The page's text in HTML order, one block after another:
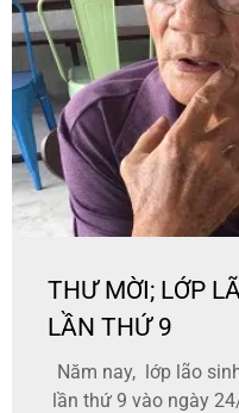
THƯ MỜI; LỚP
LẦN THỨ 9
Năm nay, lớp lão
lần thứ 9 vào ngày